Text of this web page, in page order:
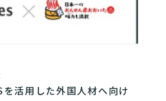
を活用した外国人材へ向け